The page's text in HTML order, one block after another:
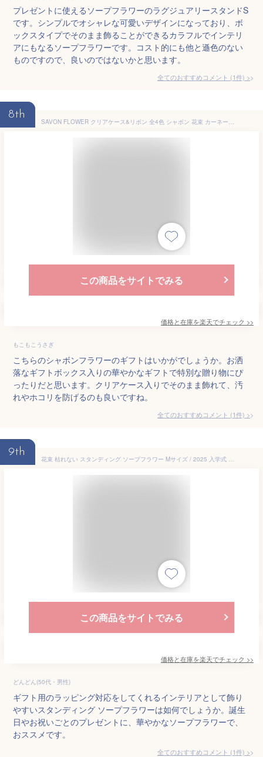
プレゼントに使えるソープフラワーのラグジュアリースタンドS
です。シンプルでオシャレな可愛いデザインになっており、ボ
ックスタイプでそのまま飾ることができるカラフルでインテリ
アにもなるソープフラワーです。コスト的にも他と遜色のない
ものですので、良いのではないかと思います。
全てのおすすめコメント (1件) >
8th
SAVON FLOWER クリアケース&リボン 全4色 シャボン 花束 カーネーション バラ 造花 枯れない シャボンフラワー サボンフラワー ソープフラワー フラワーギフト 誕生日 お見舞い かわいい プレゼント 贈り物 ギフト ピンク イエロー レッド パープル 母の日 Mother's Day 卒業
この商品をサイトでみる
価格と在庫を楽天でチェック >>
もこもこうさぎ
こちらのシャボンフラワーのギフトはいかがでしょうか。お洒
落なギフトボックス入りの華やかなギフトで特別な贈り物にぴ
ったりだと思います。クリアケース入りでそのまま飾れて、汚
れやホコリを防げるのも良いですね。
全てのおすすめコメント (1件) >
9th
花束 枯れない スタンディング ソープフラワー Mサイズ / 2025 入学式 ブーケ プレゼント ギフト お礼 誕生日 お祝い ひまわり ヒマワリ 向日葵 桜 サクラ さくら バラ カーネーション 造花 ブーケ 記念日 母親 母 女性 結婚式 オシャレお供え
この商品をサイトでみる
価格と在庫を楽天でチェック >>
どんどん(50代・男性)
ギフト用のラッピング対応をしてくれるインテリアとして飾り
やすいスタンディング ソープフラワーは如何でしょうか。誕生
日やお祝いごとのプレゼントに、華やかなソープフラワーで、
おススメです。
全てのおすすめコメント (1件) >